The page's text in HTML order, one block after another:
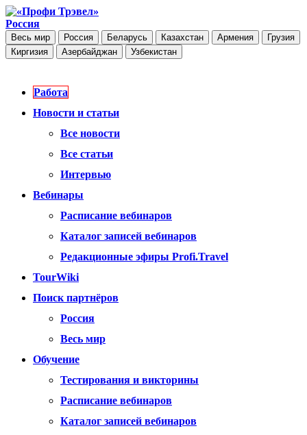
Россия
Весь мир Россия Беларусь Казахстан Армения
Грузия
Киргизия
Азербайджан Узбекистан
Работа
Новости и статьи
Все новости
Все статьи
Интервью
Вебинары
Расписание вебинаров
Каталог записей вебинаров
Редакционные эфиры Profi.Travel
TourWiki
Поиск партнёров
Россия
Весь мир
Обучение
Тестирования и викторины
Расписание вебинаров
Каталог записей вебинаров